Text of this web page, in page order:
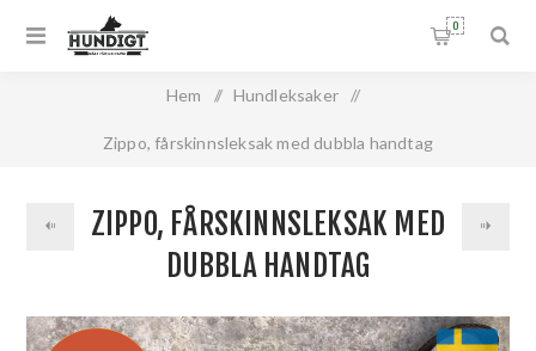
0
Hem / Hundleksaker /
Zippo, fårskinnsleksak med dubbla handtag
ZIPPO, FÅRSKINNSLEKSAK MED
DUBBLA HANDTAG